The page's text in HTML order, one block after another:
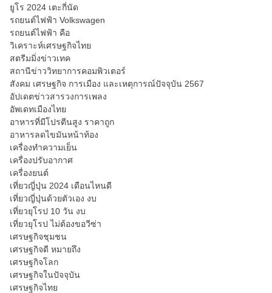
ยูโร 2024 เตะกี่นัด
รถยนต์ไฟฟ้า Volkswagen
รถยนต์ไฟฟ้า คือ
วิเคราะห์เศรษฐกิจไทย
สตรีมมิ่งข่าวเทค
สถานีข่าววิทยาการคอมพิวเตอร์
สังคม เศรษฐกิจ การเมือง และเหตุการณ์ปัจจุบัน 2567
อัปเดตข่าวสารวงการเพลง
อัพเดทเมืองไทย
อาหารที่มีโปรตีนสูง ราคาถูก
อาหารลดไขมันหน้าท้อง
เครื่องทำความเย็น
เครื่องปรับอากาศ
เครื่องยนต์
เที่ยวญี่ปุ่น 2024 เดือนไหนดี
เที่ยวญี่ปุ่นด้วยตัวเอง งบ
เที่ยวยุโรป 10 วัน งบ
เที่ยวยุโรป ไม่ต้องขอวีซ่า
เศรษฐกิจชุมชน
เศรษฐกิจดี หมายถึง
เศรษฐกิจโลก
เศรษฐกิจในปัจจุบัน
เศรษฐกิจไทย